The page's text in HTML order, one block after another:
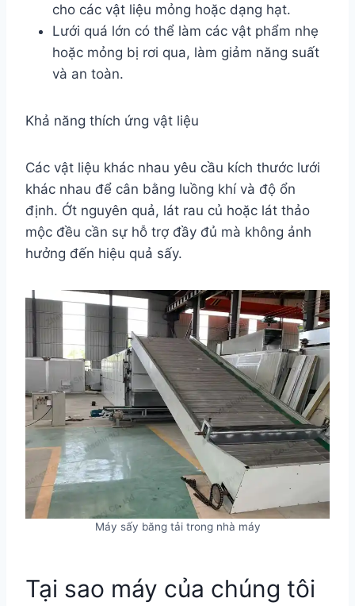
cho các vật liệu mỏng hoặc dạng hạt.
Lưới quá lớn có thể làm các vật phẩm nhẹ
hoặc mỏng bị rơi qua, làm giảm năng suất
và an toàn.
Khả năng thích ứng vật liệu
Các vật liệu khác nhau yêu cầu kích thước lưới
khác nhau để cân bằng luồng khí và độ ổn
định. Ớt nguyên quả, lát rau củ hoặc lát thảo
mộc đều cần sự hỗ trợ đầy đủ mà không ảnh
hưởng đến hiệu quả sấy.
Máy sấy băng tải trong nhà máy
Tại sao máy của chúng tôi